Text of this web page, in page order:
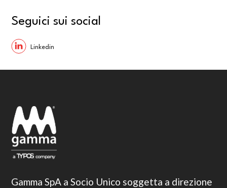
Seguici sui social
Gamma SpA a Socio Unico soggetta a direzione